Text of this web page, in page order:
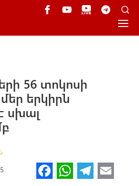
56 տոկոսի
երկիրն
սխալ
Fa W Te